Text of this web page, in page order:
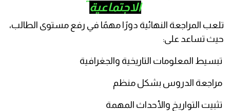
الاجتماعية
المراجعة النهائية دورًا مهمًا في رفع مستوى الطالب،
تساعد على:
المعلومات التاريخية والجغرافية
الدروس بشكل منظم
التواريخ والأحداث المهمة